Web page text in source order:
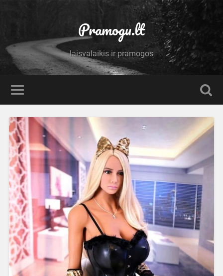
Pramogu.lt
laisvalaikis ir pramogos